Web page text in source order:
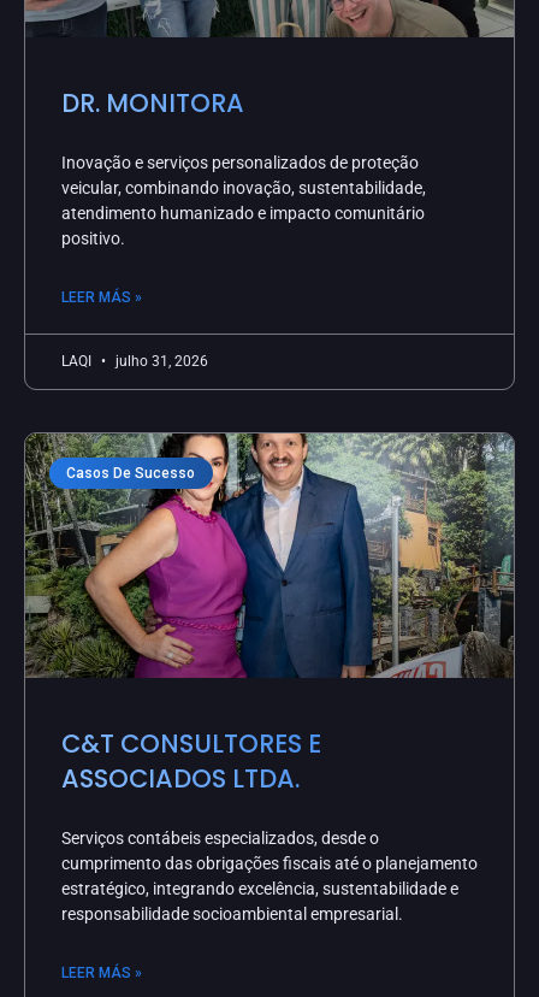
DR. MONITORA
Inovação e serviços personalizados de proteção
veicular, combinando inovação, sustentabilidade,
atendimento humanizado e impacto comunitário
positivo.
LEER MÁS »
LAQI julho 31, 2026
Casos De Sucesso
C&T CONSULTORES E
ASSOCIADOS LTDA.
Serviços contábeis especializados, desde o
cumprimento das obrigações fiscais até o planejamento
estratégico, integrando excelência, sustentabilidade e
responsabilidade socioambiental empresarial.
LEER MÁS »